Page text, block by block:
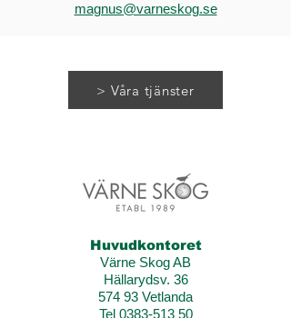
magnus@varneskog.se
> Våra tjänster
Huvudkontoret
Värne Skog AB
Hällarydsv. 36
574 93 Vetlanda
Tel 0383-513 50